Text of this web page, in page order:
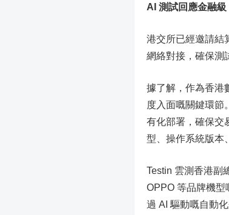
AI 測試回應金融
港交所已經邀請結
網絡對接，確保測
據了解，作為香港
度入面嘅關鍵環節
有化部署，確保交
型、操作系統版本
Testin 雲測香港副
OPPO 等品牌機
過 AI 驅動嘅自動